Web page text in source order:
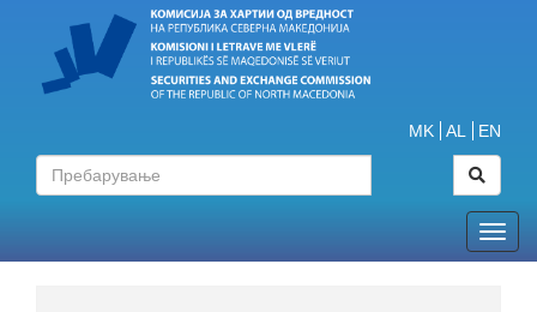
MK AL EN